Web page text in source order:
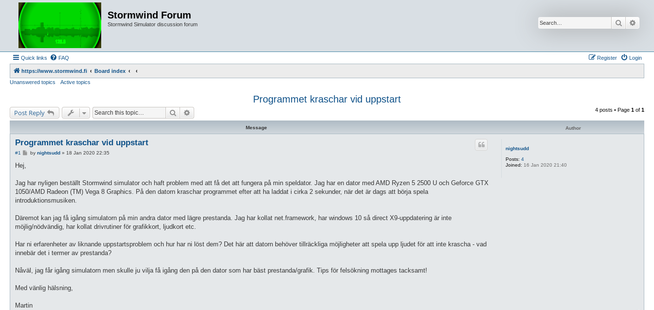
Stormwind Forum
Stormwind Simulator discussion forum Search
Quick links FAQ Login
Register
https://www.stormwind.fi
Board index
Unanswered topics
Active topics
Programmet kraschar vid uppstart
Post Reply Search 4 posts • Page 1 of 1
Message Author
nightsudd
Posts: 4
Joined: 16 Jan 2020 21:40
Programmet kraschar vid uppstart
#1
Pby nightsudd» 18 Jan 2020 22:35
Hej,
Jag har nyligen beställt Stormwind simulator och haft problem med att få det att fungera på min speldator. Jag har en dator med AMD Ryzen 5 2500 U och Geforce GTX
1050/AMD Radeon (TM) Vega 8 Graphics. På den datorn kraschar programmet efter att ha laddat i cirka 2 sekunder, när det är dags att börja spela
introduktionsmusiken.
Däremot kan jag få igång simulatorn på min andra dator med lägre prestanda. Jag har kollat net.framework, har windows 10 så direct X9-uppdatering är inte
möjlig/nödvändig, har kollat drivrutiner för grafikkort, ljudkort etc.
Har ni erfarenheter av liknande uppstartsproblem och hur har ni löst dem? Det här att datorn behöver tillräckliga möjligheter att spela upp ljudet för att inte krascha - vad
innebär det i termer av prestanda?
Nåväl, jag får igång simulatorn men skulle ju vilja få igång den på den dator som har bäst prestanda/grafik. Tips för felsökning mottages tacksamt!
Med vänlig hälsning,
Martin